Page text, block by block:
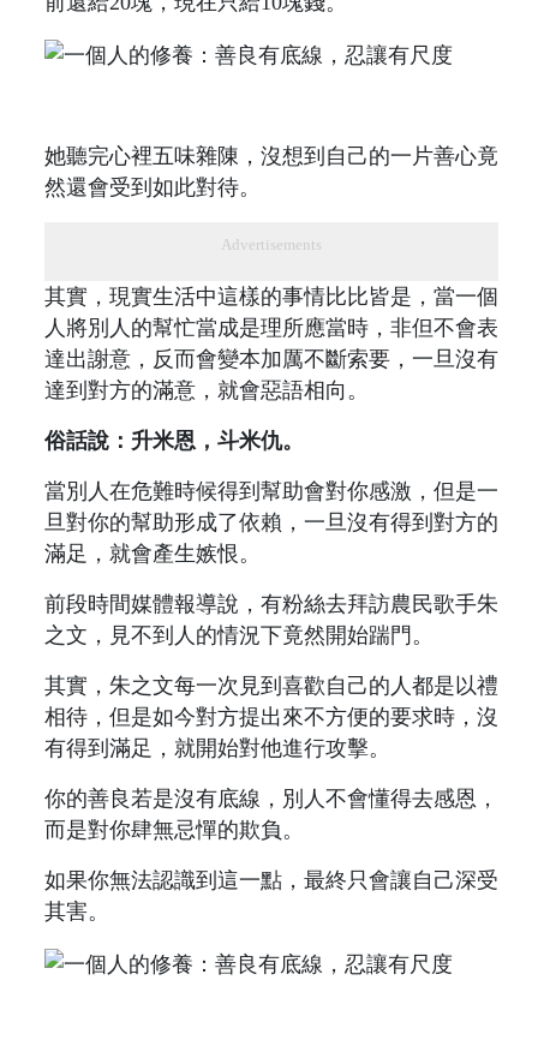
她聽完心裡五味雜陳，沒想到自己的一片善心竟
然還會受到如此對待。
Advertisements
其實，現實生活中這樣的事情比比皆是，當一個
人將別人的幫忙當成是理所應當時，非但不會表
達出謝意，反而會變本加厲不斷索要，一旦沒有
達到對方的滿意，就會惡語相向。
俗話說：升米恩，斗米仇。
當別人在危難時候得到幫助會對你感激，但是一
旦對你的幫助形成了依賴，一旦沒有得到對方的
滿足，就會產生嫉恨。
前段時間媒體報導說，有粉絲去拜訪農民歌手朱
之文，見不到人的情況下竟然開始踹門。
其實，朱之文每一次見到喜歡自己的人都是以禮
相待，但是如今對方提出來不方便的要求時，沒
有得到滿足，就開始對他進行攻擊。
你的善良若是沒有底線，別人不會懂得去感恩，
而是對你肆無忌憚的欺負。
如果你無法認識到這一點，最終只會讓自己深受
其害。